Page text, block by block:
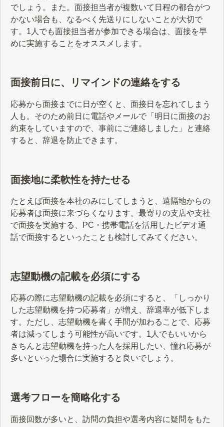
でしょう。また。面接担当者が複数いて日程の都合がつ
かない場合も、なるべく先送りにしないことが大切で
す。1人でも面接担当者が参加できる場合は、面接を早
めに実施することをオススメします。
面接前日に、リマインドの連絡をする
応募から面接までに日が空くと、面接日を忘れてしまう
人も。そのため前日に電話やメールで「明日に面接のお
約束をしていますので、事前にご連絡しました」と連絡
すると、辞退を防止できます。
面接地に柔軟性を持たせる
たとえば面接を本社のみにしてしまうと、遠隔地からの
応募者は面接に来づらくなります。最寄りの支店や支社
で面接を実施する、PC・携帯電話を活用したビデオ通
話で面接するといったことも検討してみてください。
志望動機の記載を必須にする
応募の際に志望動機の記載を必須にすると、「しっかり
した志望動機を持つ応募者」が増え、辞退率が低下しま
す。ただし、志望動機を書く手間が加わることで、応募
者は減ってしまう可能性が高いです。1人でもいいから
きちんと志望動機を持った人を採用したい、憧れ応募が
多いといった場合に実施すると良いでしょう。
選考フローを簡略化する
面接回数が多いと、訪問の負担や選考内容に疑問をもた